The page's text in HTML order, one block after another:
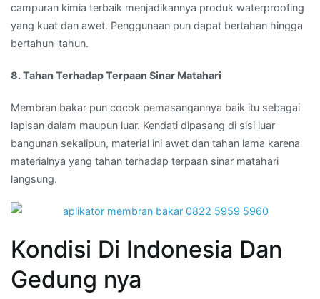
campuran kimia terbaik menjadikannya produk waterproofing
yang kuat dan awet. Penggunaan pun dapat bertahan hingga
bertahun-tahun.
8. Tahan Terhadap Terpaan Sinar Matahari
Membran bakar pun cocok pemasangannya baik itu sebagai
lapisan dalam maupun luar. Kendati dipasang di sisi luar
bangunan sekalipun, material ini awet dan tahan lama karena
materialnya yang tahan terhadap terpaan sinar matahari
langsung.
Kondisi Di Indonesia Dan
Gedung nya